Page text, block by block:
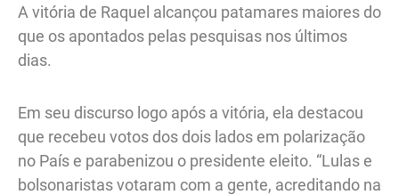
A vitória de Raquel alcançou patamares maiores do
que os apontados pelas pesquisas nos últimos
dias.
Em seu discurso logo após a vitória, ela destacou
que recebeu votos dos dois lados em polarização
no País e parabenizou o presidente eleito. “Lulas e
bolsonaristas votaram com a gente, acreditando na